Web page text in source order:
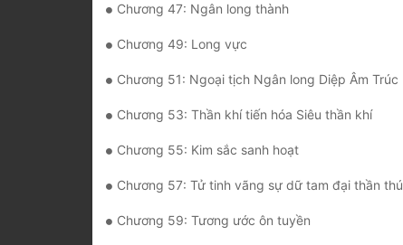
Chương 47: Ngân long thành
Chương 49: Long vực
Chương 51: Ngoại tịch Ngân long Diệp Âm Trúc
Chương 53: Thần khí tiến hóa Siêu thần khí
Chương 55: Kim sắc sanh hoạt
Chương 57: Tử tinh vãng sự dữ tam đại thần thú
Chương 59: Tương ước ôn tuyền